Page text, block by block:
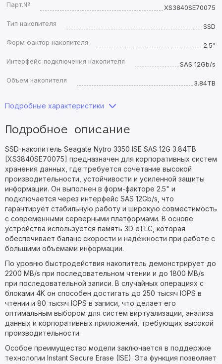
Парт.№
XS3840SE70075
Тип накопителя
SSD
Форм фактор накопителя
2.5"
Интерфейс подключения накопителя
SAS 12Gb/s
Объем накопителя
3.84TB
Подробные характеристики
Подробное описание
SSD-накопитель Seagate Nytro 3350 ISE SAS 12G 3.84TB
[XS3840SE70075] предназначен для корпоративных систем
хранения данных, где требуется сочетание высокой
производительности, устойчивости и усиленной защиты
информации. Он выполнен в форм-факторе 2.5" и
подключается через интерфейс SAS 12Gb/s, что
гарантирует стабильную работу и широкую совместимость
с современными серверными платформами. В основе
устройства используется память 3D eTLC, которая
обеспечивает баланс скорости и надёжности при работе с
большими объёмами информации.
По уровню быстродействия накопитель демонстрирует до
2200 MB/s при последовательном чтении и до 1800 MB/s
при последовательной записи. В случайных операциях с
блоками 4K он способен достигать до 250 тысяч IOPS в
чтении и 80 тысяч IOPS в записи, что делает его
оптимальным выбором для систем виртуализации, анализа
данных и корпоративных приложений, требующих высокой
производительности.
Особое преимущество модели заключается в поддержке
технологии Instant Secure Erase (ISE). Эта функция позволяет